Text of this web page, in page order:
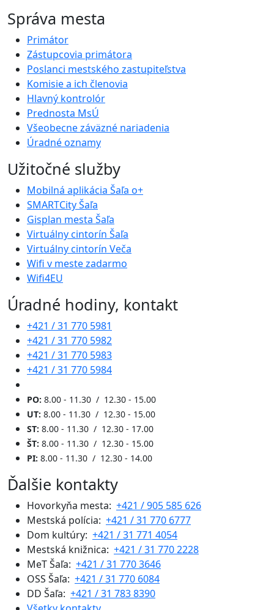
Správa mesta
Primátor
Zástupcovia primátora
Poslanci mestského zastupiteľstva
Komisie a ich členovia
Hlavný kontrolór
Prednosta MsÚ
Všeobecne záväzné nariadenia
Úradné oznamy
Užitočné služby
Mobilná aplikácia Šaľa o+
SMARTCity Šaľa
Gisplan mesta Šaľa
Virtuálny cintorín Šaľa
Virtuálny cintorín Veča
Wifi v meste zadarmo
Wifi4EU
Úradné hodiny, kontakt
+421 / 31 770 5981
+421 / 31 770 5982
+421 / 31 770 5983
+421 / 31 770 5984
PO: 8.00 - 11.30 / 12.30 - 15.00
UT: 8.00 - 11.30 / 12.30 - 15.00
ST: 8.00 - 11.30 / 12.30 - 17.00
ŠT: 8.00 - 11.30 / 12.30 - 15.00
PI: 8.00 - 11.30 / 12.30 - 14.00
Ďalšie kontakty
Hovorkyňa mesta: +421 / 905 585 626
Mestská polícia: +421 / 31 770 6777
Dom kultúry: +421 / 31 771 4054
Mestská knižnica: +421 / 31 770 2228
MeT Šaľa: +421 / 31 770 3646
OSS Šaľa: +421 / 31 770 6084
DD Šaľa: +421 / 31 783 8390